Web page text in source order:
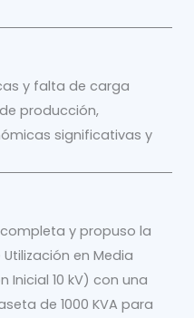
y falta de carga
producción,
significativas y
y propuso la
en Media
Inicial 10 kV) con una
de 1000 KVA para